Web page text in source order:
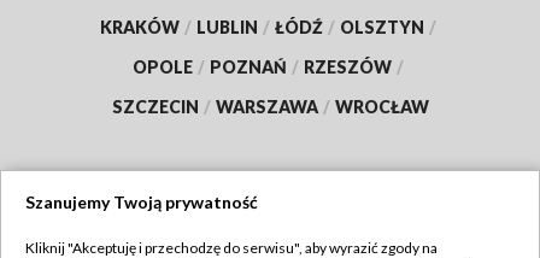
KRAKÓW / LUBLIN / ŁÓDŹ / OLSZTYN /
OPOLE / POZNAŃ / RZESZÓW /
SZCZECIN / WARSZAWA / WROCŁAW
Szanujemy Twoją prywatność
Kliknij "Akceptuję i przechodzę do serwisu", aby wyrazić zgody na